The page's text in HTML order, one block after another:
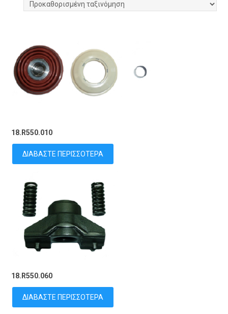
18.R550.010
ΔΙΑΒΆΣΤΕ ΠΕΡΙΣΣΌΤΕΡΑ
18.R550.060
ΔΙΑΒΆΣΤΕ ΠΕΡΙΣΣΌΤΕΡΑ